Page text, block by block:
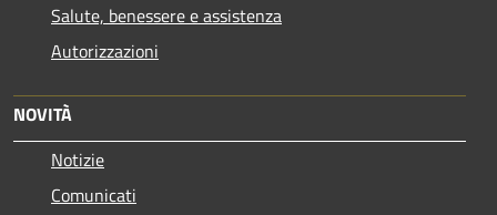
Salute, benessere e assistenza
Autorizzazioni
NOVITÀ
Notizie
Comunicati